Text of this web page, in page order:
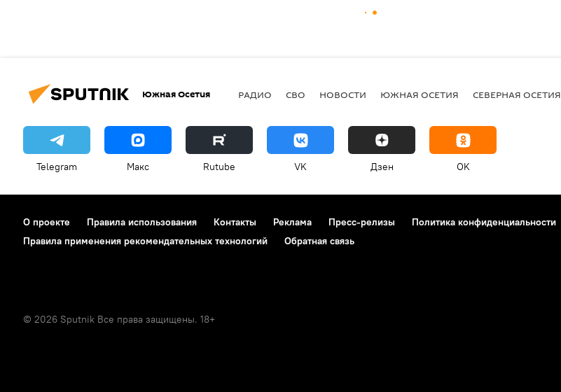
Южная Осетия РАДИО СВО НОВОСТИ ЮЖНАЯ ОСЕТИЯ СЕВЕРНАЯ ОСЕТИЯ
Telegram Макс Rutube VK Дзен OK
О проекте Правила использования Контакты Реклама Пресс-релизы Политика конфиденциальности
Правила применения рекомендательных технологий
Обратная связь
© 2026 Sputnik Все права защищены. 18+